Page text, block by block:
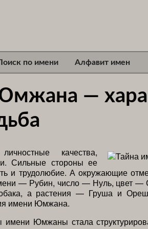
по имени Алфавит имен
—
качества,
Сильные стороны ее
и трудолюбие. А окружающие
— Рубин, число — Нуль, цвет
а растения — Груша и
имени Юмжана.
имени Юмжаны стала